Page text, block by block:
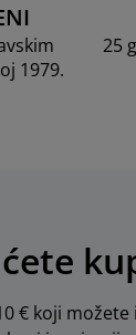
1979.
25
€ koji